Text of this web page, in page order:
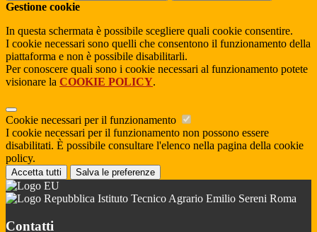
Gestione cookie
In questa schermata è possibile scegliere quali cookie consentire.
I cookie necessari sono quelli che consentono il funzionamento della
piattaforma e non è possibile disabilitarli.
Per conoscere quali sono i cookie necessari al funzionamento potete
visionare la COOKIE POLICY.
Cookie necessari per il funzionamento
I cookie necessari per il funzionamento non possono essere
disabilitati. È possibile consultare l'elenco nella pagina della cookie
policy.
Accetta tutti Salva le preferenze
Istituto Tecnico Agrario Emilio Sereni Roma
Contatti